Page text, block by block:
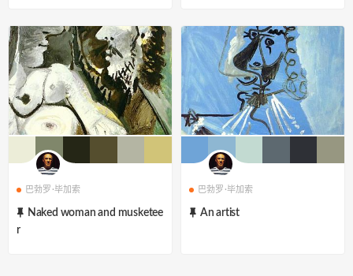
巴勃罗·毕加索
Naked woman and musketee
r
巴勃罗·毕加索
An artist